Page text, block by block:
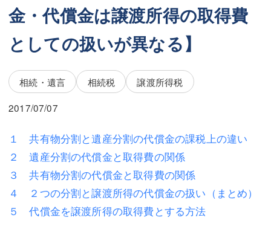
坂本 陽一
桶川 聡
三平 隆史
吉元 優仁
弁護士費用
不動産
相続・遺言
坂本 陽一
桶川 聡
三平 隆史
吉元 優仁
不動産
相続・遺言
離婚（夫婦間トラブル）
金・代償金は譲渡所得の取得費
としての扱いが異なる】
相続・遺言 相続税
譲渡所得税
2017/07/07
１ 共有物分割と遺産分割の代償金の課税上の違い
２ 遺産分割の代償金と取得費の関係
３ 共有物分割の代償金と取得費の関係
４ ２つの分割と譲渡所得の代償金の扱い（まとめ）
５ 代償金を譲渡所得の取得費とする方法